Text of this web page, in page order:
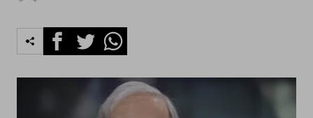
FacebookTwitterWhatsapp